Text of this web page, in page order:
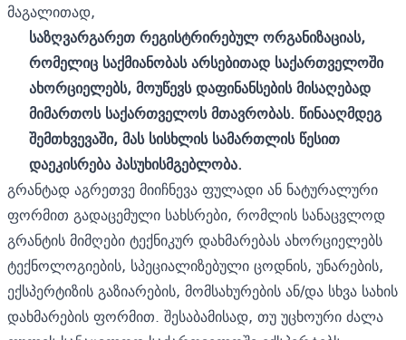
მაგალითად,
საზღვარგარეთრეგისტრირებულორგანიზაციას,
რომელიც საქმიანობასარსებითად საქართველოში
ახორციელებს,მოუწევსდაფინანსებისმისაღებად
მიმართოს საქართველოსმთავრობას. წინააღმდეგ
შემთხვევაში,მას სისხლის სამართლის წესით
დაეკისრებაპასუხისმგებლობა.
გრანტად აგრეთვე მიიჩნევა ფულადი ან ნატურალური
ფორმით გადაცემული სახსრები, რომლის სანაცვლოდ
გრანტის მიმღები ტექნიკურ დახმარებას ახორციელებს
ტექნოლოგიების, სპეციალიზებული ცოდნის, უნარების,
ექსპერტიზის გაზიარების, მომსახურების ან/და სხვა სახის
დახმარების ფორმით. შესაბამისად, თუ უცხოური ძალა